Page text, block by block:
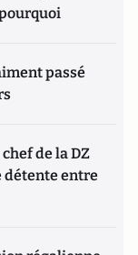
passé
de la DZ
détente entre